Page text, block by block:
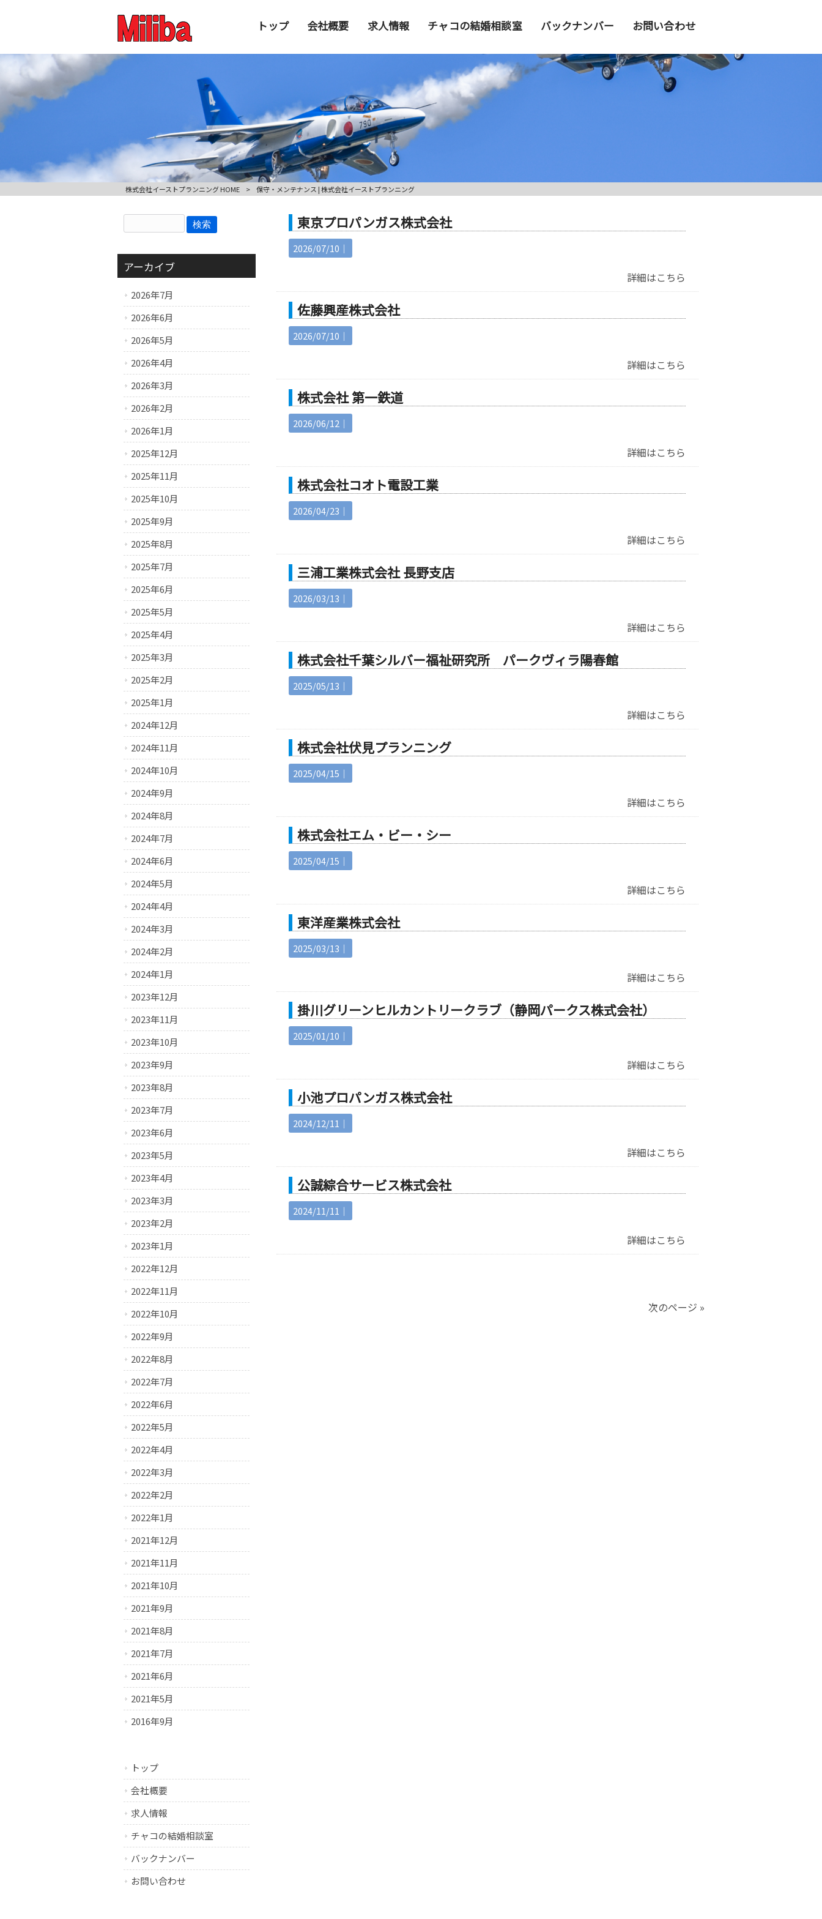
トップ 会社概要 求人情報 チャコの結婚相談室 バックナンバー お問い合わせ
株式会社イーストプランニング HOME > 保守・メンテナンス | 株式会社イーストプランニング
東京プロパンガス株式会社
2026/07/10｜
詳細はこちら
佐藤興産株式会社
2026/07/10｜
詳細はこちら
株式会社 第一鉄道
2026/06/12｜
詳細はこちら
株式会社コオト電設工業
2026/04/23｜
詳細はこちら
三浦工業株式会社 長野支店
2026/03/13｜
詳細はこちら
株式会社千葉シルバー福祉研究所 パークヴィラ陽春館
2025/05/13｜
詳細はこちら
株式会社伏見プランニング
2025/04/15｜
詳細はこちら
株式会社エム・ビー・シー
2025/04/15｜
詳細はこちら
東洋産業株式会社
2025/03/13｜
詳細はこちら
掛川グリーンヒルカントリークラブ（静岡パークス株式会社）
2025/01/10｜
詳細はこちら
小池プロパンガス株式会社
2024/12/11｜
詳細はこちら
公誠綜合サービス株式会社
2024/11/11｜
詳細はこちら
次のページ »
アーカイブ
2026年7月
2026年6月
2026年5月
2026年4月
2026年3月
2026年2月
2026年1月
2025年12月
2025年11月
2025年10月
2025年9月
2025年8月
2025年7月
2025年6月
2025年5月
2025年4月
2025年3月
2025年2月
2025年1月
2024年12月
2024年11月
2024年10月
2024年9月
2024年8月
2024年7月
2024年6月
2024年5月
2024年4月
2024年3月
2024年2月
2024年1月
2023年12月
2023年11月
2023年10月
2023年9月
2023年8月
2023年7月
2023年6月
2023年5月
2023年4月
2023年3月
2023年2月
2023年1月
2022年12月
2022年11月
2022年10月
2022年9月
2022年8月
2022年7月
2022年6月
2022年5月
2022年4月
2022年3月
2022年2月
2022年1月
2021年12月
2021年11月
2021年10月
2021年9月
2021年8月
2021年7月
2021年6月
2021年5月
2016年9月
トップ
会社概要
求人情報
チャコの結婚相談室
バックナンバー
お問い合わせ